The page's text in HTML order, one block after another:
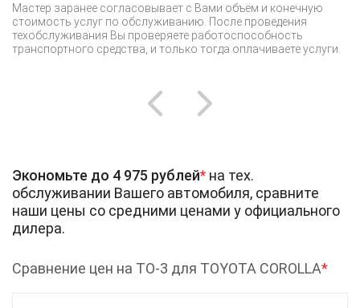
Мастер заранее согласовывает с Вами объём и конечную
стоимость услуг по обслуживанию. После проведения
техобслуживания Вы проверяете работоспособность
транспортного средства, и только тогда оплачиваете услуги.
Экономьте до 4 975 рублей* на тех.
обслуживании Вашего автомобиля, сравните
наши цены со средними ценами у официального
дилера.
Сравнение цен на ТО-3 для TOYOTA COROLLA*